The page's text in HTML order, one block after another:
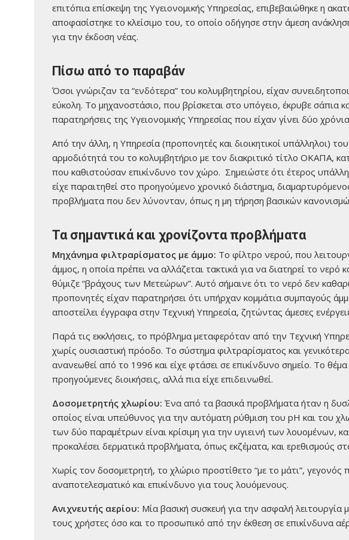
επιτόπια επίσκεψη της Υγειονομικής Υπηρεσίας, επιβεβαιώθηκε η
αποφασίστηκε το κλείσιμο του, το οποίο οδήγησε στην άμεση
για την έκδοση νέας.
Πίσω από το παραβάν
Όσοι γνώριζαν τα “ενδότερα” του κολυμβητηρίου, είχαν
εύκολη. Το μηχανοστάσιο, που βρίσκεται στο υπόγειο, έκρυβε σάπια
παρατηρήσεις της Υγειονομικής Υπηρεσίας που είχαν γίνει δύο
Από την άλλη, η Υπηρεσία (προπονητές και διοικητικοί υπάλληλοι)
αρμοδιότητά του το κολυμβητήριο με τον διακριτικό τίτλο ΟΚΑΠΑ,
που καθιστούσαν επικίνδυνο τον χώρο. Σημειώστε ότι έτερος
είχε παραιτηθεί στο προηγούμενο χρονικό διάστημα,
προβλήματα που δεν λύνονταν, όπως η μη τήρηση βασικών
Τα σημαντικά και χρονίζοντα προβλήματα
Μηχάνημα φιλτραρίσματος με άμμο: Το φίλτρο νερού, που
άμμος, η οποία πρέπει να αλλάζεται τακτικά για να διατηρεί το νερό
θύμιζε “βράχους των Μετεώρων”. Αυτό σήμαινε ότι το νερό δεν
προπονητές είχαν παρατηρήσει ότι υπήρχαν κομμάτια συμπαγούς
αποστείλει έγγραφα στην Τεχνική Υπηρεσία, ζητώντας άμεσες
Παρά τις εκκλήσεις, το πρόβλημα μεταφερόταν από την Τεχνική
χωρίς ουσιαστική πρόοδο. Το σύστημα φιλτραρίσματος και
ανανεωθεί από το 1996 και είχε φτάσει σε επικίνδυνο σημείο. Το
προηγούμενες διοικήσεις, αλλά πια είχε επιδεινωθεί.
Δοσομετρητής χλωρίου: Ένα από τα βασικά προβλήματα ήταν η
οποίος είναι υπεύθυνος για την αυτόματη ρύθμιση του pH και του
των δύο παραμέτρων είναι κρίσιμη για την υγιεινή των λουομένων,
προκαλέσει δερματικά προβλήματα, όπως εκζέματα, και ερεθισμούς
Χωρίς τον δοσομετρητή, το χλώριο προστίθετο “με το μάτι”,
αναποτελεσματικό και επικίνδυνο για τους λουόμενους.
Ανιχνευτής αερίου: Μία βασική συσκευή για την ασφαλή λειτουργία
τους χρήστες όσο και το προσωπικό από την έκθεση σε επικίνδυνα